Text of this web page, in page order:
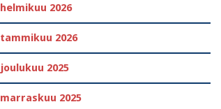
helmikuu 2026
tammikuu 2026
joulukuu 2025
marraskuu 2025